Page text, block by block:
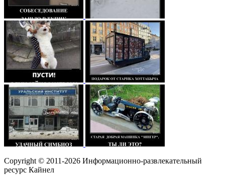
Copyright © 2011-2026 Информационно-развлекательный
ресурс Кайнел